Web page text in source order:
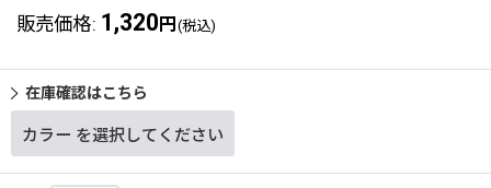
販売価格: 1,320 円 (税込)
在庫確認はこちら
カラー を選択してください